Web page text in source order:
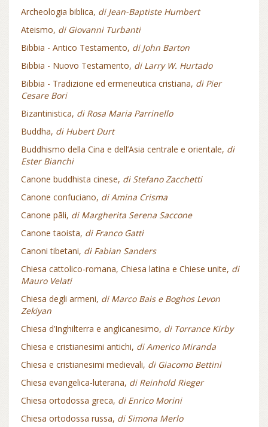
Archeologia biblica, di Jean-Baptiste Humbert
Ateismo, di Giovanni Turbanti
Bibbia - Antico Testamento, di John Barton
Bibbia - Nuovo Testamento, di Larry W. Hurtado
Bibbia - Tradizione ed ermeneutica cristiana, di Pier
Cesare Bori
Bizantinistica, di Rosa Maria Parrinello
Buddha, di Hubert Durt
Buddhismo della Cina e dell’Asia centrale e orientale, di
Ester Bianchi
Canone buddhista cinese, di Stefano Zacchetti
Canone confuciano, di Amina Crisma
Canone pāli, di Margherita Serena Saccone
Canone taoista, di Franco Gatti
Canoni tibetani, di Fabian Sanders
Chiesa cattolico-romana, Chiesa latina e Chiese unite, di
Mauro Velati
Chiesa degli armeni, di Marco Bais e Boghos Levon
Zekiyan
Chiesa d’Inghilterra e anglicanesimo, di Torrance Kirby
Chiesa e cristianesimi antichi, di Americo Miranda
Chiesa e cristianesimi medievali, di Giacomo Bettini
Chiesa evangelica-luterana, di Reinhold Rieger
Chiesa ortodossa greca, di Enrico Morini
Chiesa ortodossa russa, di Simona Merlo